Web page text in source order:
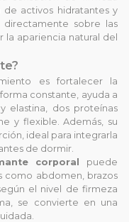
de activos hidratantes y
sobre las
apariencia natural del
es fortalecer la
constante, ayuda a
elastina, dos proteínas
y flexible. Además, su
ideal para integrarla
de dormir.
corporal
puede
como abdomen, brazos
el nivel de firmeza
se convierte en una